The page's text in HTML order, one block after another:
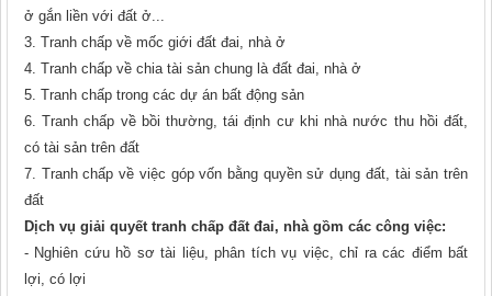
ở gắn liền với đất ở...
3. Tranh chấp về mốc giới đất đai, nhà ở
4. Tranh chấp về chia tài sản chung là đất đai, nhà ở
5. Tranh chấp trong các dự án bất động sản
6. Tranh chấp về bồi thường, tái định cư khi nhà nước thu hồi đất,
có tài sản trên đất
7. Tranh chấp về việc góp vốn bằng quyền sử dụng đất, tài sản trên
đất
Dịch vụ giải quyết tranh chấp đất đai, nhà gồm các công việc:
- Nghiên cứu hồ sơ tài liệu, phân tích vụ việc, chỉ ra các điểm bất
lợi, có lợi